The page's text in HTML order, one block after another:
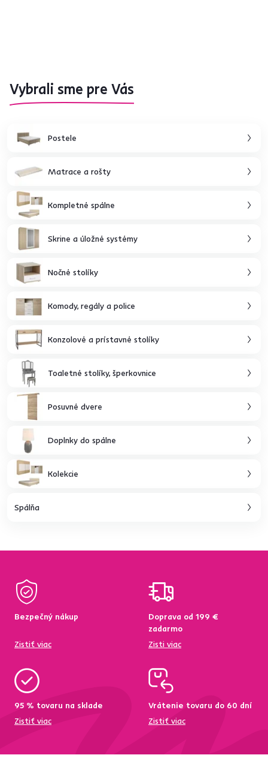
Vybrali sme pre Vás
Postele
Matrace a rošty
Kompletné spálne
Skrine a úložné systémy
Nočné stolíky
Komody, regály a police
Konzolové a prístavné stolíky
Toaletné stolíky, šperkovnice
Posuvné dvere
Doplnky do spálne
Kolekcie
Spálňa
Bezpečný nákup
Zistiť viac
Doprava od 199 €
zadarmo
Zisti viac
95 % tovaru na sklade
Zistiť viac
Vrátenie tovaru do 60 dní
Zistiť viac